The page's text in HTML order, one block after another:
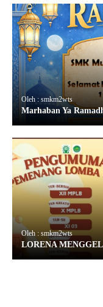
Oleh : smkm2wts
Marhaban Ya
Oleh : smkm2wts
LORENA